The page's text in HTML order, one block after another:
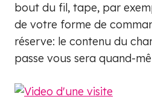
bout du fil, tape, par
de votre forme de
réserve: le contenu du
passe vous sera quand-